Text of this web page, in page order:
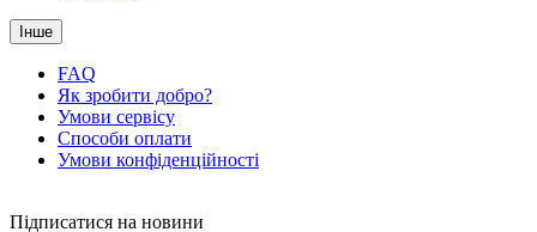
Інше
FAQ
Як зробити добро?
Умови сервісу
Способи оплати
Умови конфіденційності
Підписатися на новини